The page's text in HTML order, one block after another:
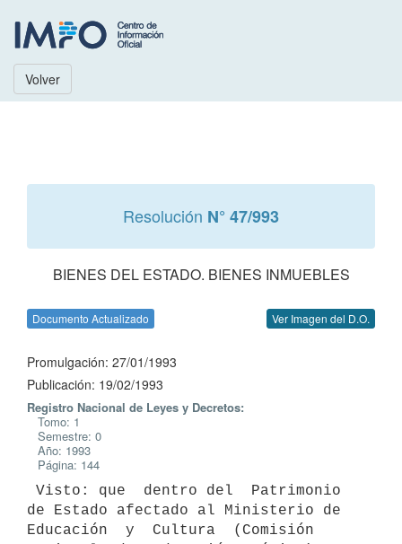
Volver
Resolución N° 47/993
BIENES DEL ESTADO. BIENES INMUEBLES
Documento Actualizado Ver Imagen del D.O.
Promulgación: 27/01/1993
Publicación: 19/02/1993
Registro Nacional de Leyes y Decretos:
Tomo: 1
Semestre: 0
Año: 1993
Página: 144
de Estado afectado al Ministerio de
Educación  y  Cultura  (Comisión